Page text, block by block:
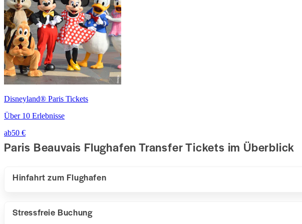
Disneyland® Paris Tickets
Über 10 Erlebnisse
ab50 €
Paris Beauvais Flughafen Transfer Tickets im Überblick
Hinfahrt zum Flughafen
Stressfreie Buchung